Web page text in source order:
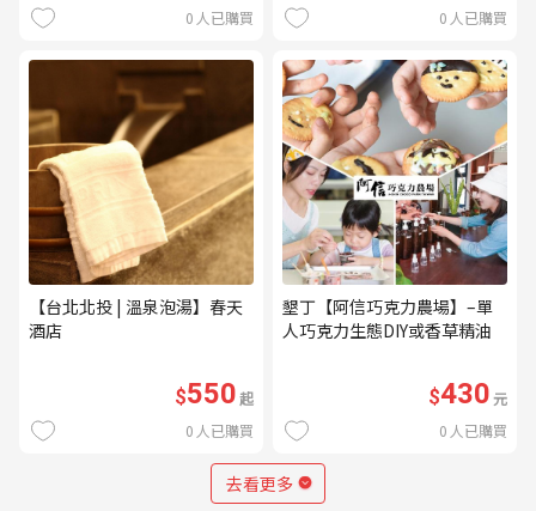
0 人已購買
0 人已購買
【台北北投 | 溫泉泡湯】春天
酒店
$550起
0 人已購買
墾丁【阿信巧克力農場】–單
人巧克力生態DIY或香草精油
$430元
0 人已購買
去看更多